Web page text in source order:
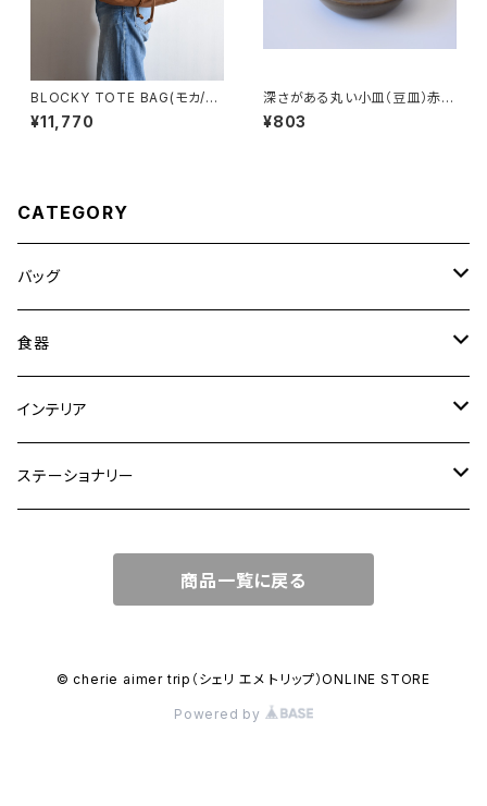
BLOCKY TOTE BAG(モカ/ブ
ラウン)
¥11,770
深さがある丸い小皿（豆皿）赤土
×乳濁灰釉
¥803
CATEGORY
バッグ
トートバッグ
ショルダーバッグ
ワンハンドルバッグ
リュック
食器
大皿
中皿
カップ
インテリア
花瓶・フラワーベース
ステーショナリー
マガジンカバー
商品一覧に戻る
© cherie aimer trip（シェリ エメ トリップ）ONLINE STORE
Powered by